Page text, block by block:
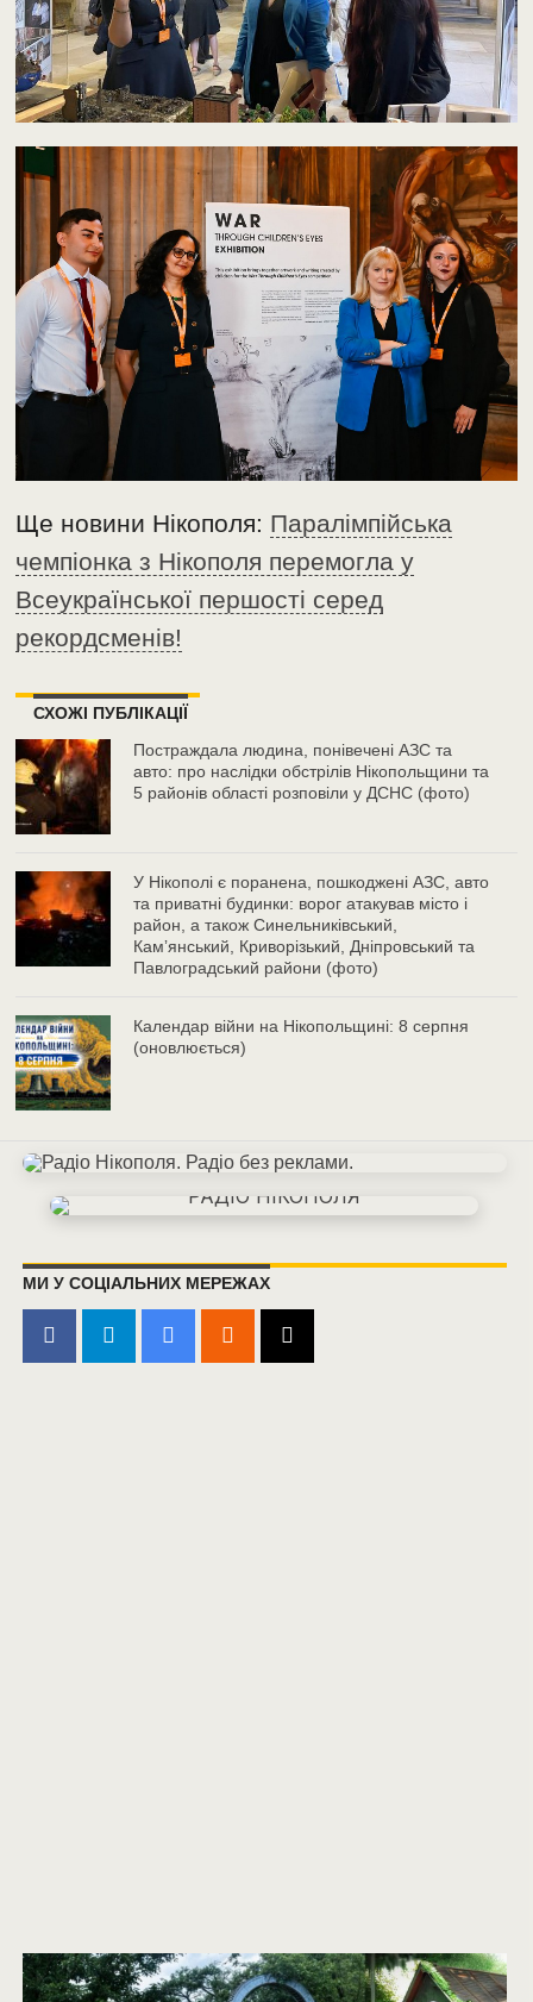
Ще новини Нікополя: Паралімпійська
чемпіонка з Нікополя перемогла у
Всеукраїнської першості серед
рекордсменів!
СХОЖІ ПУБЛІКАЦІЇ
Постраждала людина, понівечені АЗС та
авто: про наслідки обстрілів Нікопольщини та
5 районів області розповіли у ДСНС (фото)
У Нікополі є поранена, пошкоджені АЗС, авто
та приватні будинки: ворог атакував місто і
район, а також Синельниківський,
Камʼянський, Криворізький, Дніпровський та
Павлоградський райони (фото)
Календар війни на Нікопольщині: 8 серпня
(оновлюється)
МИ У СОЦІАЛЬНИХ МЕРЕЖАХ